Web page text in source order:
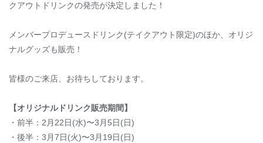
クアウトドリンクの発売が決定しました！
メンバープロデュースドリンク(テイクアウト限定)のほか、オリジ
ナルグッズも販売！
皆様のご来店、お待ちしております。
【オリジナルドリンク販売期間】
・前半：2月22日(水)〜3月5日(日)
・後半：3月7日(火)〜3月19日(日)